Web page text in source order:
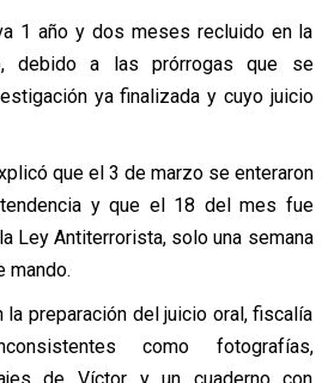
1 año y dos meses recluido en la
debido a las prórrogas que se
ya finalizada y cuyo juicio
que el 3 de marzo se enteraron
y que el 18 del mes fue
Ley Antiterrorista, solo una semana
mando.
la preparación del juicio oral, fiscalía
como fotografías,
de Víctor y un cuaderno con